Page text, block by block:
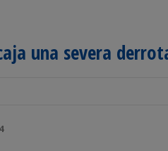
una severa
4